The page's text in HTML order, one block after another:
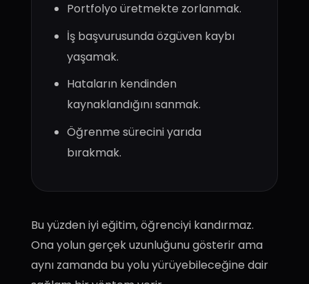
Portfolyo üretmekte zorlanmak.
İş başvurusunda özgüven kaybı
yaşamak.
Hataların kendinden
kaynaklandığını sanmak.
Öğrenme sürecini yarıda
bırakmak.
Bu yüzden iyi eğitim, öğrenciyi kandırmaz.
Ona yolun gerçek uzunluğunu gösterir ama
aynı zamanda bu yolu yürüyebileceğine dair